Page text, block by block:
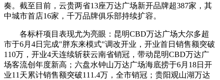
奏。截至目前，云贵两省13座万达广场新开品牌超387家，其
中城市首店16家，千万品牌俱乐部持续扩容。
各标杆项目表现尤为亮眼：昆明CBD万达广场大尔多超
市于6月4日完成"胖东来模式"调改开业，开业首日销售额突破
110万，开业4天连续斩获云南省销冠，带动昆明CBD万达广
场客流创年度新高；六盘水钟山万达广场海底捞于6月18日开
业11天累计销售额突破111.4万，全市销冠；贵阳观山湖万达